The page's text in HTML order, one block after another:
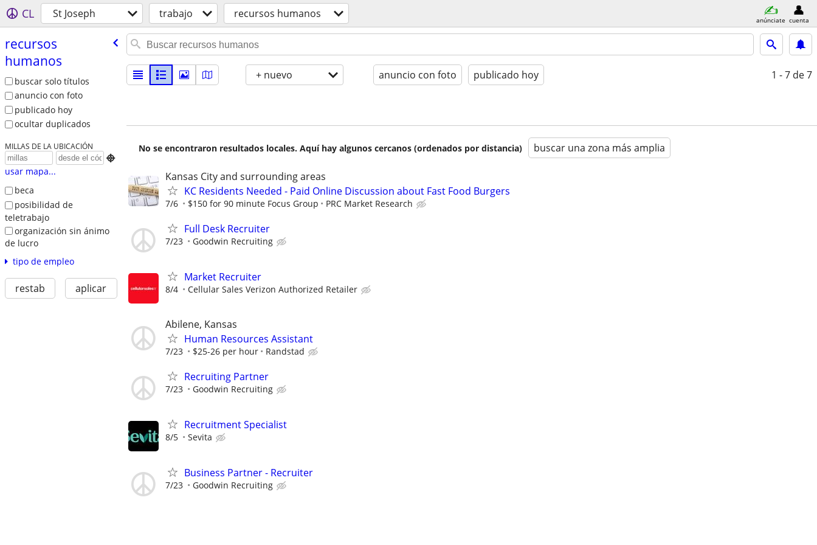
CL St Joseph trabajo recursos humanos anúnciate cuenta
recursos
humanos
buscar solo títulos
anuncio con foto
publicado hoy
ocultar duplicados
MILLAS DE LA UBICACIÓN

usar mapa...
beca
posibilidad de
teletrabajo
organización sin ánimo
de lucro
tipo de empleo
restab aplicar
+ nuevo anuncio con foto publicado hoy 1 - 7 de 7
No se encontraron resultados locales. Aquí hay algunos cercanos (ordenados por distancia) buscar una zona más amplia
Kansas City and surrounding areas
KC Residents Needed - Paid Online Discussion about Fast Food Burgers
7/6 $150 for 90 minute Focus Group PRC Market Research
Full Desk Recruiter
7/23 Goodwin Recruiting
Market Recruiter
8/4 Cellular Sales Verizon Authorized Retailer
Abilene, Kansas
Human Resources Assistant
7/23 $25-26 per hour Randstad
Recruiting Partner
7/23 Goodwin Recruiting
Recruitment Specialist
8/5 Sevita
Business Partner - Recruiter
7/23 Goodwin Recruiting